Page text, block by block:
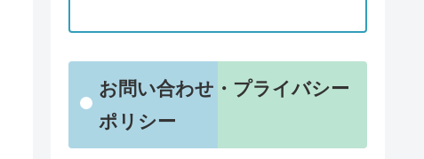
お問い合わせ・プライバシー
ポリシー